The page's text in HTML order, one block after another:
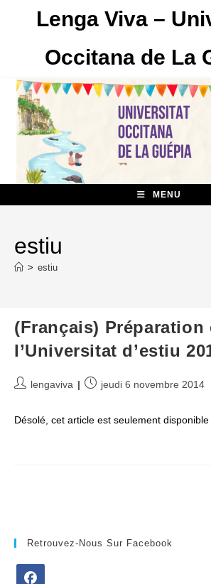
Lenga Viva –
Occitana de La
MENU
estiu
> estiu
(Français) Préparation
l’Universitat d’estiu
Auteur/autrice
publication :
lengaviva
Publication
jeudi 6 novembre 2014
Désolé, cet article est seulement disponible
Retrouvez-Nous Sur Facebook